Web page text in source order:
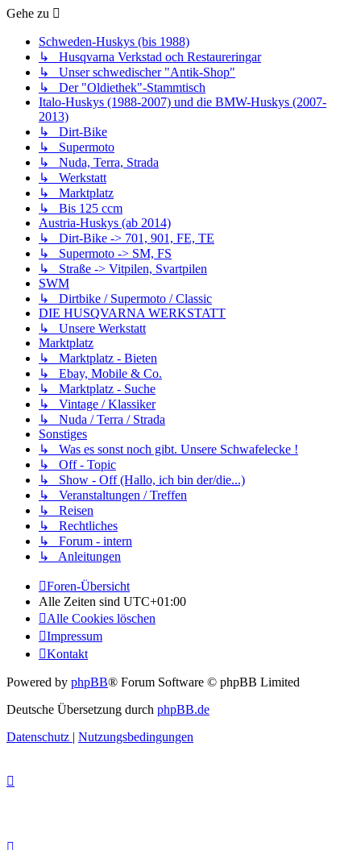
Gehe zu
Schweden-Huskys (bis 1988)
↳ Husqvarna Verkstad och Restaureringar
↳ Unser schwedischer "Antik-Shop"
↳ Der "Oldiethek"-Stammtisch
Italo-Huskys (1988-2007) und die BMW-Huskys (2007-
2013)
↳ Dirt-Bike
↳ Supermoto
↳ Nuda, Terra, Strada
↳ Werkstatt
↳ Marktplatz
↳ Bis 125 ccm
Austria-Huskys (ab 2014)
↳ Dirt-Bike -> 701, 901, FE, TE
↳ Supermoto -> SM, FS
↳ Straße -> Vitpilen, Svartpilen
SWM
↳ Dirtbike / Supermoto / Classic
DIE HUSQVARNA WERKSTATT
↳ Unsere Werkstatt
Marktplatz
↳ Marktplatz - Bieten
↳ Ebay, Mobile & Co.
↳ Marktplatz - Suche
↳ Vintage / Klassiker
↳ Nuda / Terra / Strada
Sonstiges
↳ Was es sonst noch gibt. Unsere Schwafelecke !
↳ Off - Topic
↳ Show - Off (Hallo, ich bin der/die...)
↳ Veranstaltungen / Treffen
↳ Reisen
↳ Rechtliches
↳ Forum - intern
↳ Anleitungen
Foren-Übersicht
Alle Zeiten sind UTC+01:00
Alle Cookies löschen
Impressum
Kontakt
Powered by phpBB® Forum Software © phpBB Limited
Deutsche Übersetzung durch phpBB.de
Datenschutz | Nutzungsbedingungen